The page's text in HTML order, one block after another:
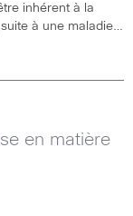
inhérent à la
à une maladie…
en matière